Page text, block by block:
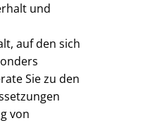
und
auf den sich
Sie zu den
von